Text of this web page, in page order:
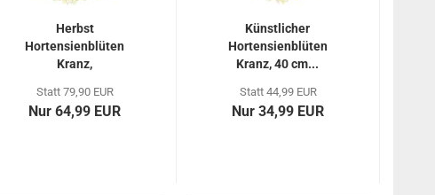
Herbst
Hortensienblüten
Kranz,
Statt 79,90 EUR
Nur 64,99 EUR
Künstlicher
Hortensienblüten
Kranz, 40 cm...
Statt 44,99 EUR
Nur 34,99 EUR